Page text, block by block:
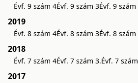
Évf. 9 szám 4Évf. 9 szám 3Évf. 9 szám
2019
Évf. 8 szám 4Évf. 8 szám 3Évf. 8 szám
2018
Évf. 7 szám 4Évf. 7 szám 3.Évf. 7
2017